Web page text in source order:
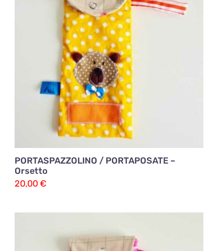
PORTASPAZZOLINO / PORTAPOSATE –
Orsetto
20,00€